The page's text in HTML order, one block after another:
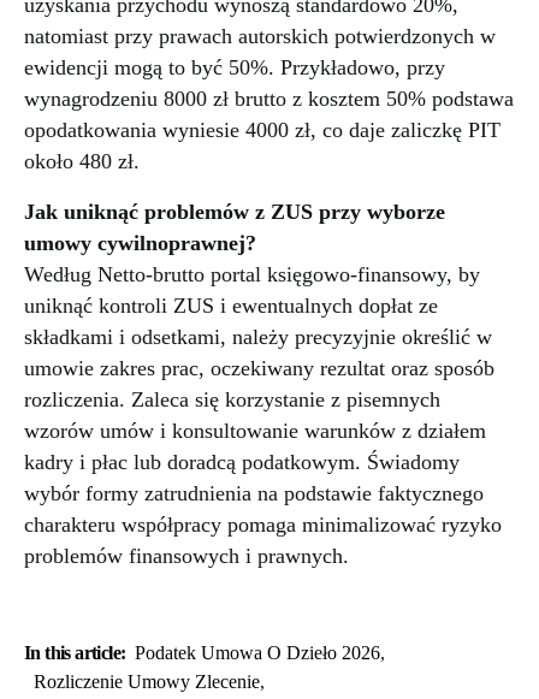
uzyskania przychodu wynoszą standardowo 20%,
natomiast przy prawach autorskich potwierdzonych w
ewidencji mogą to być 50%. Przykładowo, przy
wynagrodzeniu 8000 zł brutto z kosztem 50% podstawa
opodatkowania wyniesie 4000 zł, co daje zaliczkę PIT
około 480 zł.
Jak uniknąć problemów z ZUS przy wyborze
umowy cywilnoprawnej?
Według Netto-brutto portal księgowo-finansowy, by
uniknąć kontroli ZUS i ewentualnych dopłat ze
składkami i odsetkami, należy precyzyjnie określić w
umowie zakres prac, oczekiwany rezultat oraz sposób
rozliczenia. Zaleca się korzystanie z pisemnych
wzorów umów i konsultowanie warunków z działem
kadry i płac lub doradcą podatkowym. Świadomy
wybór formy zatrudnienia na podstawie faktycznego
charakteru współpracy pomaga minimalizować ryzyko
problemów finansowych i prawnych.
In this article: Podatek Umowa O Dzieło 2026,
Rozliczenie Umowy Zlecenie,